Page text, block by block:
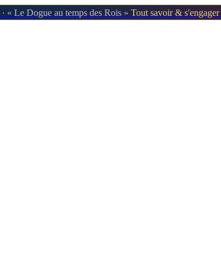
· « Le Dogue au temps des Rois » Tout savoir &